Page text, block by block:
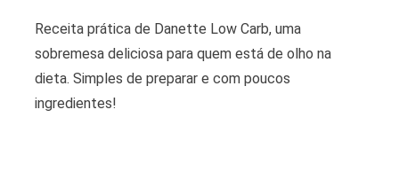
Receita prática de Danette Low Carb, uma
sobremesa deliciosa para quem está de olho na
dieta. Simples de preparar e com poucos
ingredientes!